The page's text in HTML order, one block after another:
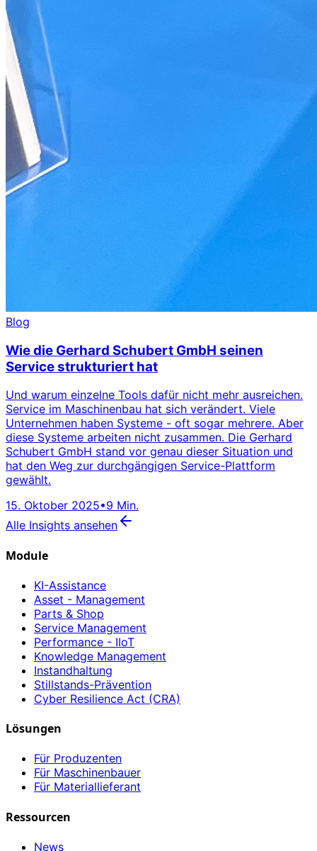
Blog
Wie die Gerhard Schubert GmbH seinen
Service strukturiert hat
Und warum einzelne Tools dafür nicht mehr ausreichen.
Service im Maschinenbau hat sich verändert. Viele
Unternehmen haben Systeme - oft sogar mehrere. Aber
diese Systeme arbeiten nicht zusammen. Die Gerhard
Schubert GmbH stand vor genau dieser Situation und
hat den Weg zur durchgängigen Service-Plattform
gewählt.
15. Oktober 2025•9 Min.
Alle Insights ansehen
Module
KI-Assistance
Asset - Management
Parts & Shop
Service Management
Performance - IIoT
Knowledge Management
Instandhaltung
Stillstands-Prävention
Cyber Resilience Act (CRA)
Lösungen
Für Produzenten
Für Maschinenbauer
Für Materiallieferant
Ressourcen
News